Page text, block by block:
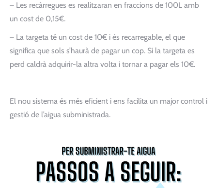
– Les recàrregues es realitzaran en fraccions de 100L amb
un cost de 0,15€.
– La targeta té un cost de 10€ i és recarregable, el que
significa que sols s’haurà de pagar un cop. Si la targeta es
perd caldrà adquirir-la altra volta i tornar a pagar els 10€.
El nou sistema és més eficient i ens facilita un major control i
gestió de l’aigua subministrada.